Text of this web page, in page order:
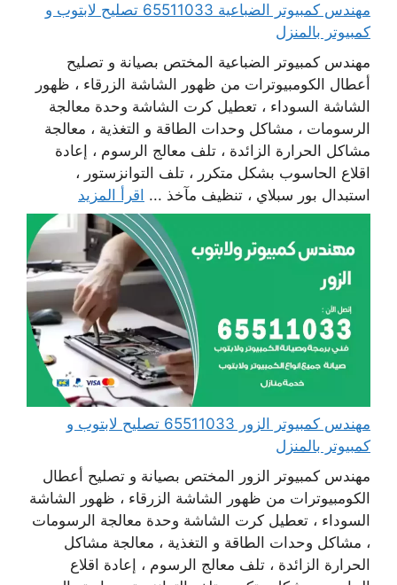
مهندس كمبيوتر الضباعية 65511033 تصليح لابتوب و
كمبيوتر بالمنزل
مهندس كمبيوتر الضباعية المختص بصيانة و تصليح
أعطال الكومبيوترات من ظهور الشاشة الزرقاء ، ظهور
الشاشة السوداء ، تعطيل كرت الشاشة وحدة معالجة
الرسومات ، مشاكل وحدات الطاقة و التغذية ، معالجة
مشاكل الحرارة الزائدة ، تلف معالج الرسوم ، إعادة
اقلاع الحاسوب بشكل متكرر ، تلف التوانزستور ،
استبدال بور سبلاي ، تنظيف مآخذ ... اقرأ المزيد
مهندس كمبيوتر الزور 65511033 تصليح لابتوب و
كمبيوتر بالمنزل
مهندس كمبيوتر الزور المختص بصيانة و تصليح أعطال
الكومبيوترات من ظهور الشاشة الزرقاء ، ظهور الشاشة
السوداء ، تعطيل كرت الشاشة وحدة معالجة الرسومات
، مشاكل وحدات الطاقة و التغذية ، معالجة مشاكل
الحرارة الزائدة ، تلف معالج الرسوم ، إعادة اقلاع